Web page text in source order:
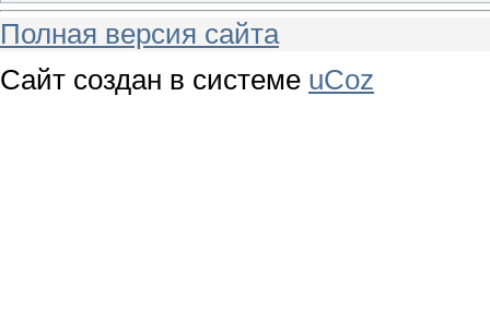
Полная версия сайта
Сайт создан в системе uCoz